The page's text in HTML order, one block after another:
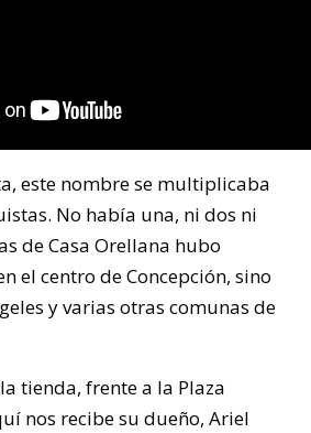
este nombre se multiplicaba
No había una, ni dos ni
de Casa Orellana hubo
el centro de Concepción, sino
y varias otras comunas de
tienda, frente a la Plaza
nos recibe su dueño, Ariel